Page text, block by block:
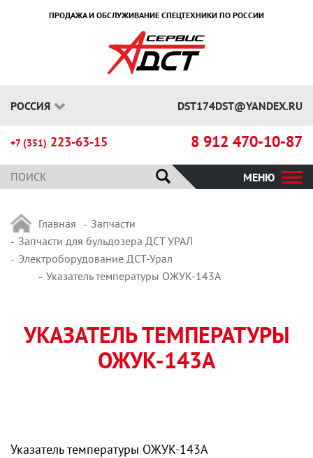
ПРОДАЖА И ОБСЛУЖИВАНИЕ СПЕЦТЕХНИКИ ПО РОССИИ
РОССИЯ DST174DST@YANDEX.RU
+7 (351) 223-63-15 8 912 470-10-87
МЕНЮ
Главная
Запчасти
Запчасти для бульдозера ДСТ УРАЛ
Электроборудование ДСТ-Урал
Указатель температуры ОЖУК-143А
УКАЗАТЕЛЬ ТЕМПЕРАТУРЫ
ОЖУК-143А
Указатель температуры ОЖУК-143А